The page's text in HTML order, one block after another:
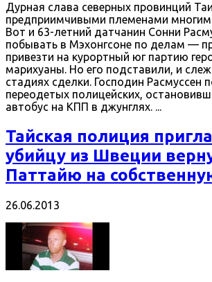
Дурная слава северных провинций
предприимчивыми племенами многим
Вот и 63-летний датчанин Сонни
побывать в Мэхонгсоне по делам —
привезти на курортный юг партию
марихуаны. Но его подставили, и
стадиях сделки. Господин Расмуссен
переодетых полицейских,
автобус на КПП в джунглях. ...
Тайская полиция
убийцу из Швеции
Паттайю на
26.06.2013